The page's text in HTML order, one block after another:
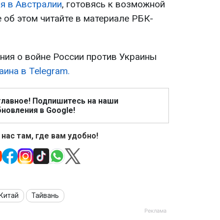
в Австралии, готовясь к возможной
этом читайте в материале РБК-
о войне России против Украины
в Telegram.
Подпишитесь на наши
в Google!
там, где вам удобно!
Тайвань